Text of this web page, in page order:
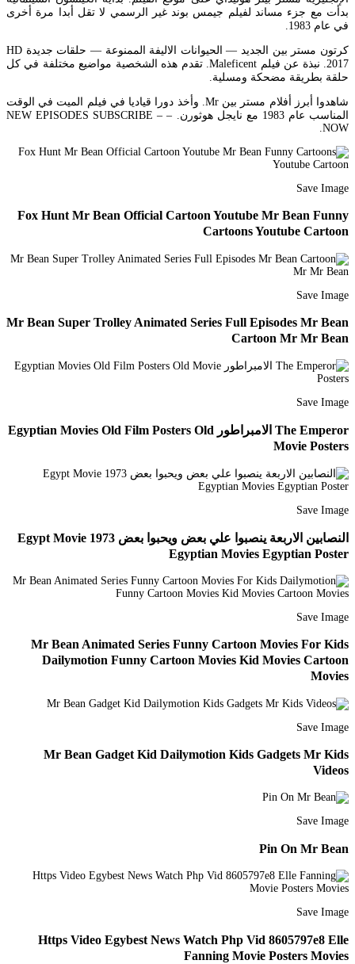
بدأت مع جزء مساند لفيلم جيمس بوند غير الرسمي لا تقل أبدا مرة أخرى
في عام 1983.
كرتون مستر بين الجديد — الحيوانات الاليفة الممنوعة — حلقات جديدة HD
2017. نبذة عن فيلم Maleficent. تقدم هذه الشخصية مواضيع مختلفة في كل
حلقة بطريقة مضحكة ومسلية.
شاهدوا أبرز أفلام مستر بين Mr. وأخذ دورا قياديا في فيلم الميت في الوقت
المناسب عام 1983 مع نايجل هوثورن. – – NEW EPISODES SUBSCRIBE
NOW.
Save Image
Fox Hunt Mr Bean Official Cartoon Youtube Mr Bean Funny
Cartoons Youtube Cartoon
Save Image
Mr Bean Super Trolley Animated Series Full Episodes Mr Bean
Cartoon Mr Mr Bean
Save Image
The Emperor الامبراطور Egyptian Movies Old Film Posters Old
Movie Posters
Save Image
النصابين الاربعة ينصبوا علي بعض ويحبوا بعض 1973 Egypt Movie
Egyptian Movies Egyptian Poster
Save Image
Mr Bean Animated Series Funny Cartoon Movies For Kids
Dailymotion Funny Cartoon Movies Kid Movies Cartoon
Movies
Save Image
Mr Bean Gadget Kid Dailymotion Kids Gadgets Mr Kids
Videos
Save Image
Pin On Mr Bean
Save Image
Https Video Egybest News Watch Php Vid 8605797e8 Elle
Fanning Movie Posters Movies